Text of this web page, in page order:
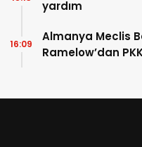
yardım
Almanya Meclis
Ramelow’dan
16:09